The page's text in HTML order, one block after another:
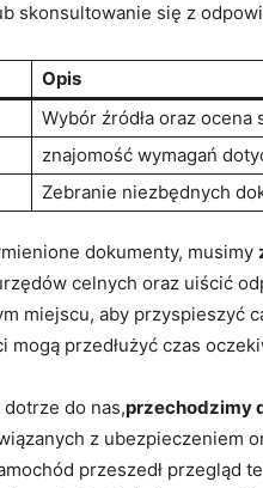
skonsultowanie się z
Opis
Wybór źródła oraz
znajomość wymagań
Zebranie niezbędnych
dokumenty, musimy
celnych oraz uiścić
miejscu, aby przyspieszyć
mogą przedłużyć czas
do nas,przechodzimy
z ubezpieczeniem
przeszedł przegląd